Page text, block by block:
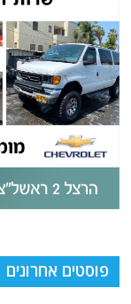
פוסטים אחרונים